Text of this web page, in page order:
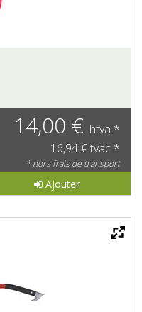
14,00 € htva *
16,94 € tvac *
* hors frais de transport
Ajouter